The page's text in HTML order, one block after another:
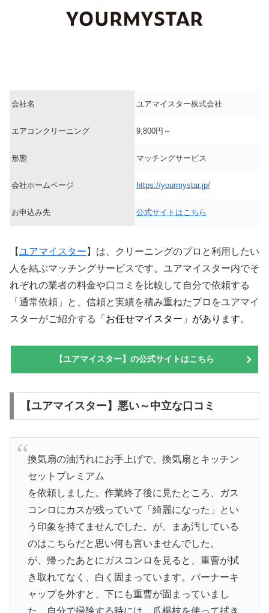
会社名 ユアマイスター株式会社
エアコンクリーニング 9,800円～
形態 マッチングサービス
会社ホームページ https://yourmystar.jp/
お申込み先 公式サイトはこちら
【ユアマイスター 】は、クリーニングのプロと利用したい
人を結ぶマッチングサービスです。ユアマイスター内でそ
れぞれの業者の料金や口コミを比較して自分で依頼する
「通常依頼」と、信頼と実績を積み重ねたプロをユアマイ
スターがご紹介する「 お任せマイスター」があります。
【ユアマイスター】の公式サイトはこちら
【ユアマイスター】悪い～中立な口コミ
換気扇の油汚れにお手上げで、換気扇とキッチン
セットプレミアム
を依頼しました。作業終了後に見たところ、ガス
コンロにカスが残っていて「綺麗になった」とい
う印象を持てませんでした。が、まあ汚している
のはこちらだと思い何も言いませんでした。
が、帰ったあとにガスコンロを見ると、重曹が拭
き取れてなく、白く固まっています。バーナーキ
ャップを外すと、下にも重曹が固まっていまし